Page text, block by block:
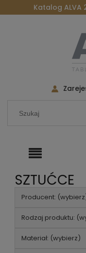
Katalog ALVA
SZTUĆCE
Producent:
Rodzaj produktu:
Materiał: (wybierz)